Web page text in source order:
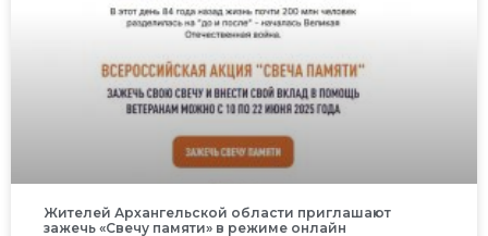
Жителей Архангельской области приглашают
зажечь «Свечу памяти» в режиме онлайн